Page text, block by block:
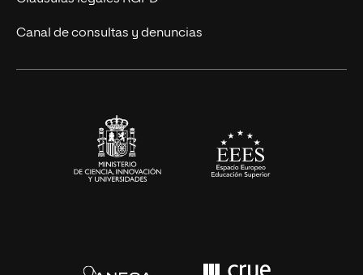
Eventos
Canal de consultas y denuncias